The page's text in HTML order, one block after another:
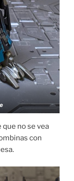
no se vea
con